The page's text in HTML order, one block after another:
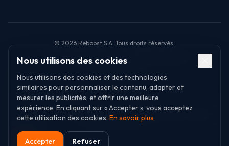
Nous utilisons des cookies
Nous utilisons des cookies et des technologies
similaires pour personnaliser le contenu, adapter et
mesurer les publicités, et offrir une meilleure
expérience. En cliquant sur « Accepter », vous acceptez
cette utilisation des cookies. En savoir plus
Accepter Refuser
©2026 Reboost S.A. Tous droits réservés.
Conditions d'Utilisation | Politique de Confidentialité
Investir comporte des risques, y compris une perte de capital et un manque de
liquidité. Les rendements dépendent des conditions du projet et ne sont pas
garantis. Ce site ne constitue pas un conseil en investissement. Documentation
disponible sur demande.